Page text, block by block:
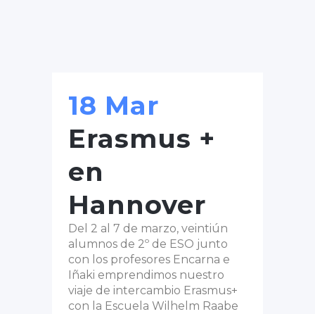
18 Mar
Erasmus +
en
Hannover
Del 2 al 7 de marzo, veintiún
alumnos de 2º de ESO junto
con los profesores Encarna e
Iñaki emprendimos nuestro
viaje de intercambio Erasmus+
con la Escuela Wilhelm Raabe